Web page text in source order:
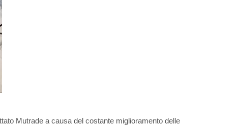
Mutrade a causa del costante miglioramento delle